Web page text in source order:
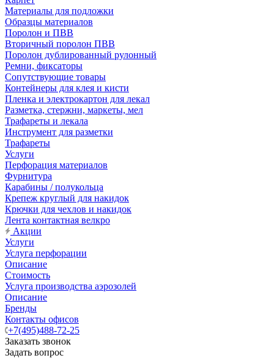
Материалы для подложки
Образцы материалов
Поролон и ПВВ
Вторичный поролон ПВВ
Поролон дублированный рулонный
Ремни, фиксаторы
Сопутствующие товары
Контейнеры для клея и кисти
Пленка и электрокартон для лекал
Разметка, стержни, маркеты, мел
Трафареты и лекала
Инструмент для разметки
Трафареты
Услуги
Перфорация материалов
Фурнитура
Карабины / полукольца
Крепеж круглый для накидок
Крючки для чехлов и накидок
Лента контактная велкро
Акции
Услуги
Услуга перфорации
Описание
Стоимость
Услуга производства аэрозолей
Описание
Бренды
Контакты офисов
+7(495)488-72-25
Заказать звонок
Задать вопрос